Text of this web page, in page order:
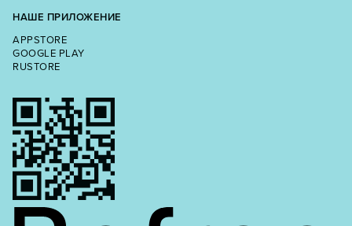
НАШЕ ПРИЛОЖЕНИЕ
APPSTORE
GOOGLE PLAY
RUSTORE